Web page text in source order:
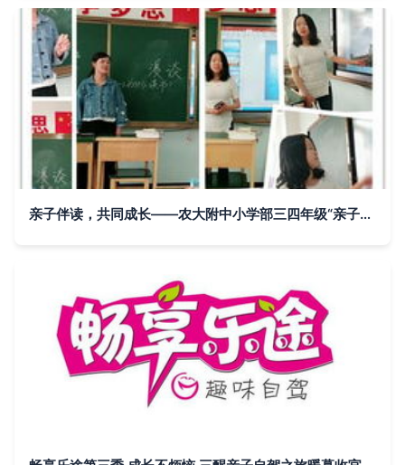
亲子伴读，共同成长——农大附中小学部三四年级“亲子阅读分享交流会”活动圆满举行